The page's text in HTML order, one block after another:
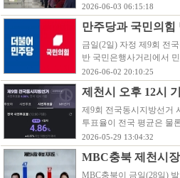
2026-06-03 06:15:18
만주당과 국민의
금일(2일) 자정 제9회 전
반 국민은행사거리에서
2026-06-02 20:10:25
제천시 오후 12시
제9회 전국동시지방선거
투표율이 전국 평균은 물
2026-05-29 13:04:32
MBC충북 제천시
MBC충북이 금일(28일)